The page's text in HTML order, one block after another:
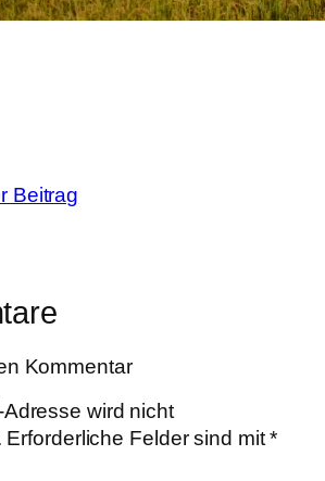
Beitrag
Kommentar
wird nicht
Erforderliche Felder sind mit*